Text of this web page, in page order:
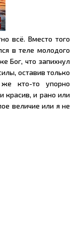
всё. Вместо того
в теле молодого
Бог, что запихнул
оставив только
кто-то упорно
красив, и рано или
величие или я не